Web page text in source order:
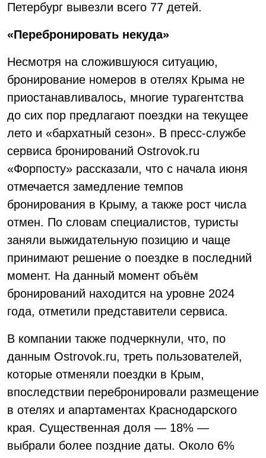
Петербург вывезли всего 77 детей.
«Перебронировать некуда»
Несмотря на сложившуюся ситуацию,
бронирование номеров в отелях Крыма не
приостанавливалось, многие турагентства
до сих пор предлагают поездки на текущее
лето и «бархатный сезон». В пресс-службе
сервиса бронирований Ostrovok.ru
«Форпосту» рассказали, что с начала июня
отмечается замедление темпов
бронирования в Крыму, а также рост числа
отмен. По словам специалистов, туристы
заняли выжидательную позицию и чаще
принимают решение о поездке в последний
момент. На данный момент объём
бронирований находится на уровне 2024
года, отметили представители сервиса.
В компании также подчеркнули, что, по
данным Ostrovok.ru, треть пользователей,
которые отменяли поездки в Крым,
впоследствии перебронировали размещение
в отелях и апартаментах Краснодарского
края. Существенная доля — 18% —
выбрали более поздние даты. Около 6%